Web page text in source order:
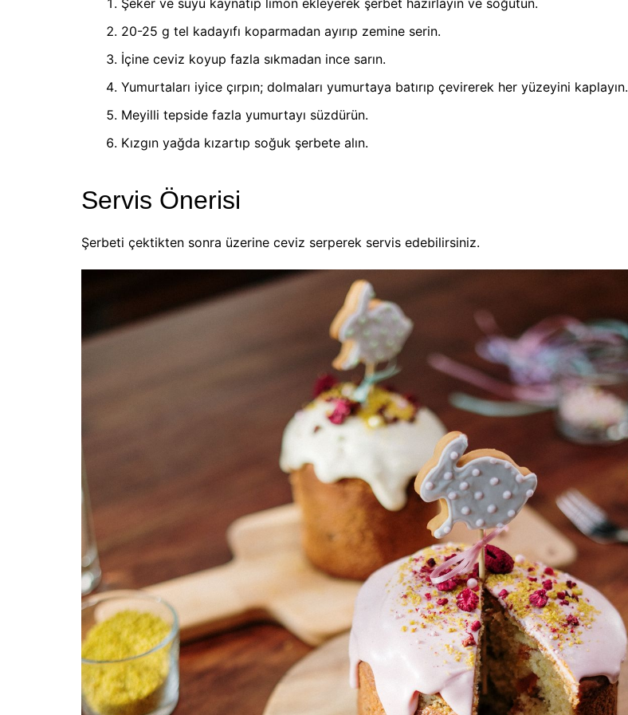
Şeker ve suyu kaynatıp limon ekleyerek şerbet hazırlayın ve soğutun.
20-25 g tel kadayıfı koparmadan ayırıp zemine serin.
İçine ceviz koyup fazla sıkmadan ince sarın.
Yumurtaları iyice çırpın; dolmaları yumurtaya batırıp çevirerek her yüzeyini kaplayın.
Meyilli tepside fazla yumurtayı süzdürün.
Kızgın yağda kızartıp soğuk şerbete alın.
Servis Önerisi
Şerbeti çektikten sonra üzerine ceviz serperek servis edebilirsiniz.